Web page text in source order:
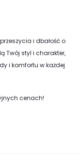
i dbałość o
Twój styl i charakter,
i komfortu w każdej
cenach!